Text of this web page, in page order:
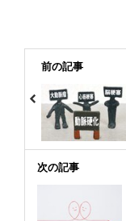
前の記事
次の記事